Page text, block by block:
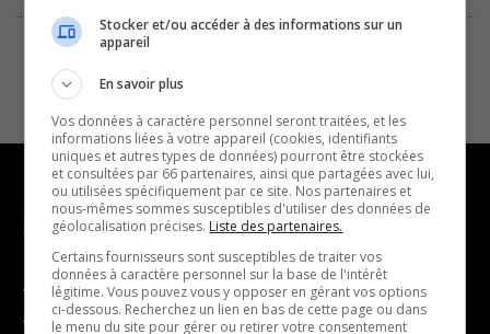
NOUVELLES
- Affaires municipales
- Communauté / Social
MUSIQUE
- Décompte franco
- Joué récemment
Stocker et/ou accéder à des informations sur un
appareil
En savoir plus
Vos données à caractère personnel seront traitées, et les
informations liées à votre appareil (cookies, identifiants
uniques et autres types de données) pourront être stockées
et consultées par 66 partenaires, ainsi que partagées avec lui,
ou utilisées spécifiquement par ce site. Nos partenaires et
nous-mêmes sommes susceptibles d'utiliser des données de
géolocalisation précises. Liste des partenaires.
Certains fournisseurs sont susceptibles de traiter vos
données à caractère personnel sur la base de l'intérêt
légitime. Vous pouvez vous y opposer en gérant vos options
ci-dessous. Recherchez un lien en bas de cette page ou dans
le menu du site pour gérer ou retirer votre consentement